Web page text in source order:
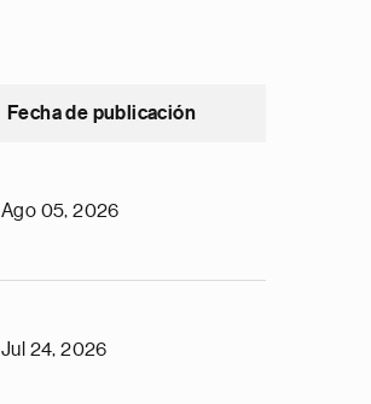
Fecha de publicación
Ago 05, 2026
Jul 24, 2026